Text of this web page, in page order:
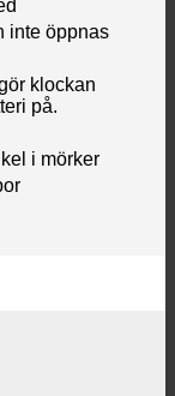
inte öppnas
klockan
på.
i mörker